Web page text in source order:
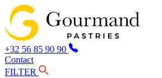
+32 56 85 90 90
Contact
FILTER